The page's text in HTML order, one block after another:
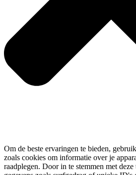
Om de beste ervaringen te bieden,
zoals cookies om informatie over je
raadplegen. Door in te stemmen met